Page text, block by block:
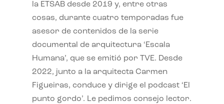
la ETSAB desde 2019 y, entre otras
cosas, durante cuatro temporadas fue
asesor de contenidos de la serie
documental de arquitectura ‘Escala
Humana’, que se emitió por TVE. Desde
2022, junto a la arquitecta Carmen
Figueiras, conduce y dirige el podcast ‘El
punto gordo’. Le pedimos consejo lector.